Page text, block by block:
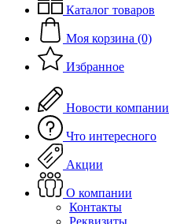
Каталог товаров
Моя корзина (0)
Избранное
Новости компании
Что интересного
Акции
О компании
Контакты
Реквизиты